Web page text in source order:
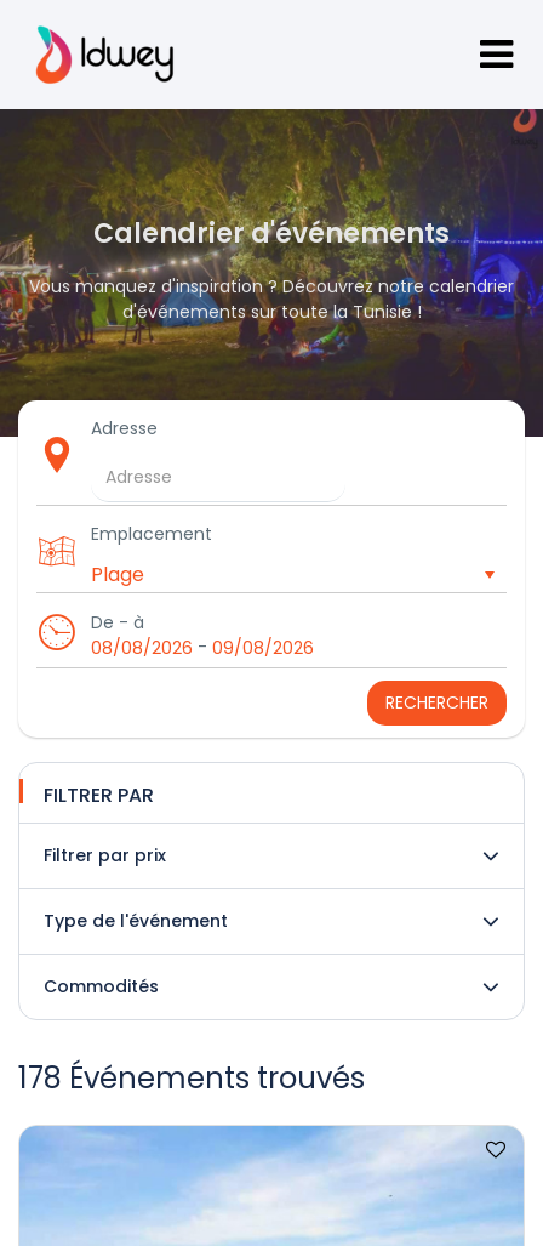
Calendrier d'événements
Vous manquez d'inspiration ? Découvrez notre calendrier
d'événements sur toute la Tunisie !
Adresse
Emplacement
De - à
08/08/2026 - 09/08/2026
RECHERCHER
FILTRER PAR
Filtrer par prix
Type de l'événement
Commodités
178 Événements trouvés